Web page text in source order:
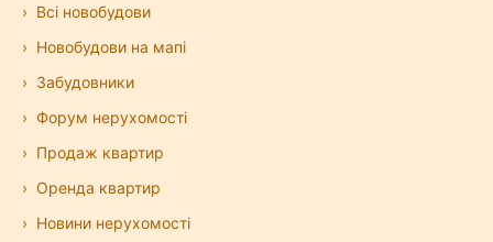
Всі новобудови
Новобудови на мапі
Забудовники
Форум нерухомості
Продаж квартир
Оренда квартир
Новини нерухомості